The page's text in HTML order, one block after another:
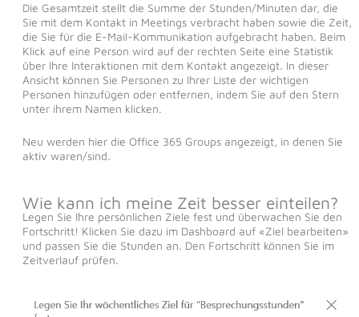
Die Gesamtzeit stellt die Summe der Stunden/Minuten dar, die
Sie mit dem Kontakt in Meetings verbracht haben sowie die Zeit,
die Sie für die E-Mail-Kommunikation aufgebracht haben. Beim
Klick auf eine Person wird auf der rechten Seite eine Statistik
über Ihre Interaktionen mit dem Kontakt angezeigt. In dieser
Ansicht können Sie Personen zu Ihrer Liste der wichtigen
Personen hinzufügen oder entfernen, indem Sie auf den Stern
unter ihrem Namen klicken.
Neu werden hier die Office 365 Groups angezeigt, in denen Sie
aktiv waren/sind.
Wie kann ich meine Zeit besser einteilen?
Legen Sie Ihre persönlichen Ziele fest und überwachen Sie den
Fortschritt! Klicken Sie dazu im Dashboard auf «Ziel bearbeiten»
und passen Sie die Stunden an. Den Fortschritt können Sie im
Zeitverlauf prüfen.